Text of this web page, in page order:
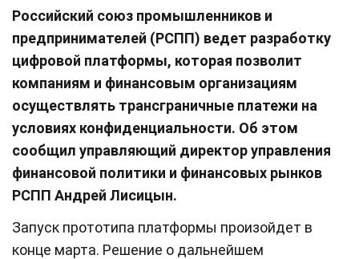
Российский союз промышленников и
предпринимателей (РСПП) ведет разработку
цифровой платформы, которая позволит
компаниям и финансовым организациям
осуществлять трансграничные платежи на
условиях конфиденциальности. Об этом
сообщил управляющий директор управления
финансовой политики и финансовых рынков
РСПП Андрей Лисицын.
Запуск прототипа платформы произойдет в
конце марта. Решение о дальнейшем